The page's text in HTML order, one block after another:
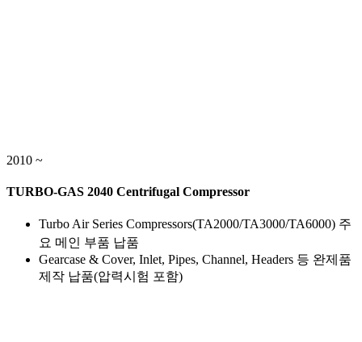
2010 ~
TURBO-GAS 2040 Centrifugal Compressor
Turbo Air Series Compressors(TA2000/TA3000/TA6000) 주
요 메인 부품 납품
Gearcase & Cover, Inlet, Pipes, Channel, Headers 등 완제품
제작 납품(압력시험 포함)